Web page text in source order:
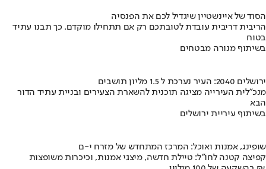
הסוד של איינשטיין שיגדיל לכם את הפנסיה
הריבית דריבית עובדת לטובתכם רק אם תתחילו מוקדם. כך תבנו עתיד
בטוח
בשיתוף מנורה מבטחים
ירושלים 2040: העיר נערכת ל 1.5 מליון תושבים
מנכ"לית העירייה מציגה תוכנית להשארת הצעירים ובניית עתיד הדור
הבא
בשיתוף עיריית ירושלים
שופינג, אמנות ואוכל: המרכז המתחדש של מזרח י-ם
קפיצה קטנה לחו"ל: טיילת חדשה, מיצגי אמנות, וכיכרות משופצות